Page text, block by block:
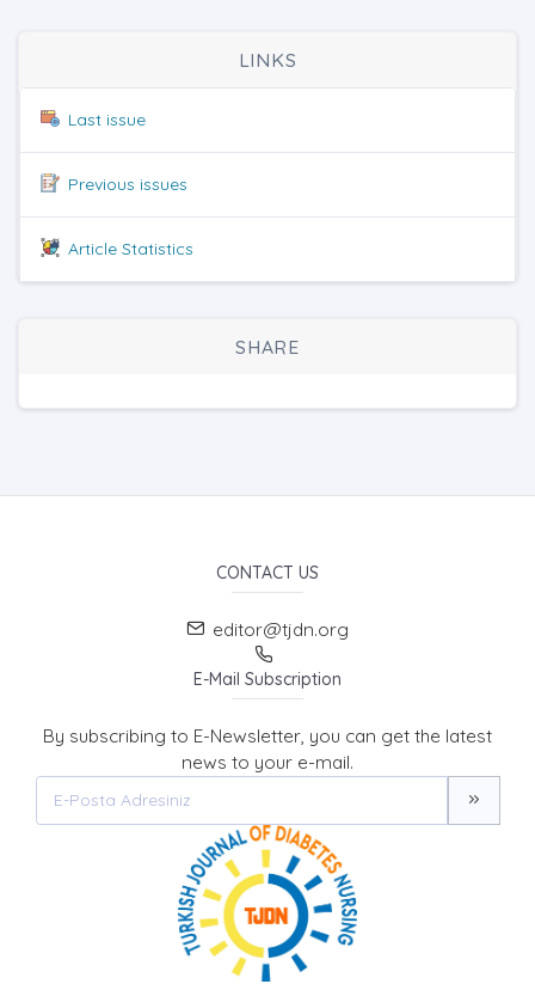
LINKS
Last issue
Previous issues
Article Statistics
SHARE
CONTACT US
editor@tjdn.org
E-Mail Subscription
By subscribing to E-Newsletter, you can get the latest
news to your e-mail.